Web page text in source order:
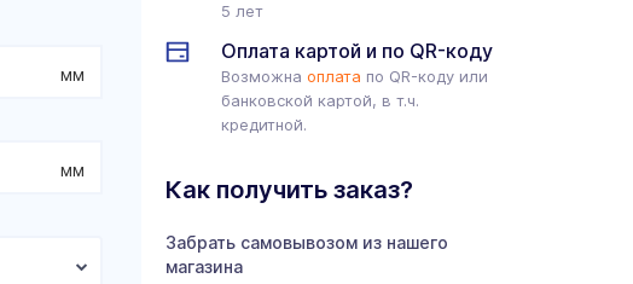
мм
мм
5 лет
Оплата картой и по QR-коду
Возможнаоплата по QR-коду или
банковской картой, в т.ч.
кредитной.
Как получить заказ?
Забрать самовывозом из нашего
магазина